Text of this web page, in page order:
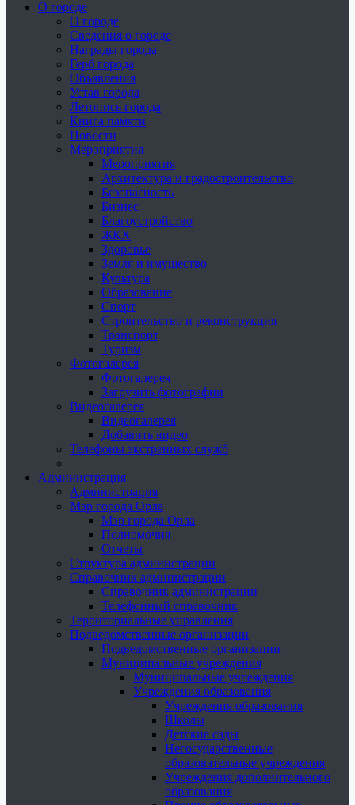
О городе
О городе
Сведения о городе
Награды города
Герб города
Объявления
Устав города
Летопись города
Книга памяти
Новости
Мероприятия
Мероприятия
Архитектура и градостроительство
Безопасность
Бизнес
Благоустройство
ЖКХ
Здоровье
Земля и имущество
Культура
Образование
Спорт
Строительство и реконструкция
Транспорт
Туризм
Фотогалерея
Фотогалерея
Загрузить фотографии
Видеогалерея
Видеогалерея
Добавить видео
Телефоны экстренных служб
Администрация
Администрация
Мэр города Орла
Мэр города Орла
Полномочия
Отчеты
Структура администрации
Справочник администрации
Справочник администрации
Телефонный справочник
Территориальные управления
Подведомственные организации
Подведомственные организации
Муниципальные учреждения
Муниципальные учреждения
Учреждения образования
Учреждения образования
Школы
Детские сады
Негосударственные
образовательные учреждения
Учреждения дополнительного
образования